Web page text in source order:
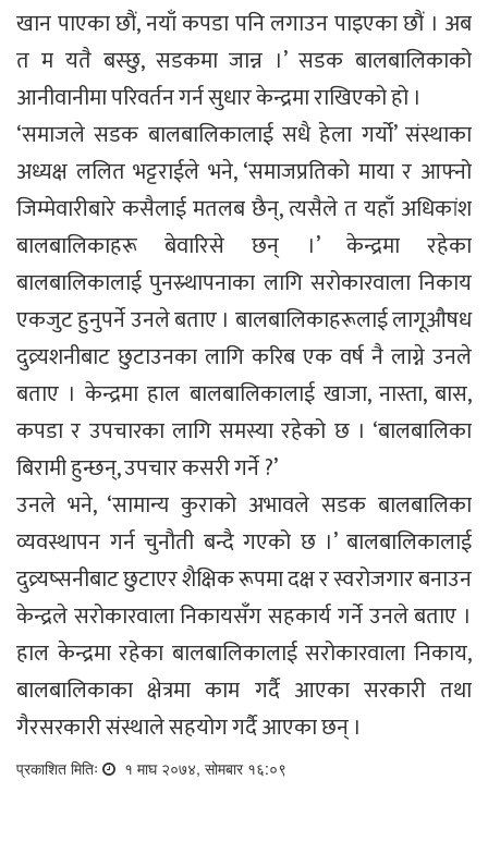
खान पाएका छौं, नयाँ कपडा पनि लगाउन पाइएका छौं । अब
त म यतै बस्छु, सडकमा जान्न ।’ सडक बालबालिकाको
आनीवानीमा परिवर्तन गर्न सुधार केन्द्रमा राखिएको हो ।
‘समाजले सडक बालबालिकालाई सधै हेला गर्यो’ संस्थाका
अध्यक्ष ललित भट्टराईले भने, ‘समाजप्रतिको माया र आफ्नो
जिम्मेवारीबारे कसैलाई मतलब छैन्, त्यसैले त यहाँ अधिकांश
बालबालिकाहरू बेवारिसे छन् ।’ केन्द्रमा रहेका
बालबालिकालाई पुनस्र्थापनाका लागि सरोकारवाला निकाय
एकजुट हुनुपर्ने उनले बताए । बालबालिकाहरूलाई लागूऔषध
दुव्र्यशनीबाट छुटाउनका लागि करिब एक वर्ष नै लाग्ने उनले
बताए । केन्द्रमा हाल बालबालिकालाई खाजा, नास्ता, बास,
कपडा र उपचारका लागि समस्या रहेको छ । ‘बालबालिका
बिरामी हुन्छन्, उपचार कसरी गर्ने ?’
उनले भने, ‘सामान्य कुराको अभावले सडक बालबालिका
व्यवस्थापन गर्न चुनौती बन्दै गएको छ ।’ बालबालिकालाई
दुव्र्यष्सनीबाट छुटाएर शैक्षिक रूपमा दक्ष र स्वरोजगार बनाउन
केन्द्रले सरोकारवाला निकायसँग सहकार्य गर्ने उनले बताए ।
हाल केन्द्रमा रहेका बालबालिकालाई सरोकारवाला निकाय,
बालबालिकाका क्षेत्रमा काम गर्दै आएका सरकारी तथा
गैरसरकारी संस्थाले सहयोग गर्दै आएका छन् ।
प्रकाशित मितिः १ माघ २०७४, सोमबार १६:०९